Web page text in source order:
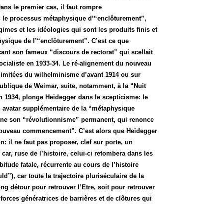
le premier cas, il faut rompre
processus métaphysique d’“enclôturement”,
et les idéologies qui sont les produits finis et
de l’“enclôturement”. C’est ce que
son fameux “discours de rectorat” qui scellait
en 1933-34. Le ré-alignement du nouveau
du wilhelminisme d’avant 1914 ou sur
de Weimar, suite, notamment, à la “Nuit
1934, plonge Heidegger dans le scepticisme: le
avatar supplémentaire de la “métaphysique
son “révolutionnisme” permanent, qui renonce
commencement”. C’est alors que Heidegger
il ne faut pas proposer, clef sur porte, un
ruse de l’histoire, celui-ci retombera dans les
fatale, récurrente au cours de l’histoire
car toute la trajectoire pluriséculaire de la
détour pour retrouver l’Etre, soit pour retrouver
génératrices de barrières et de clôtures qui